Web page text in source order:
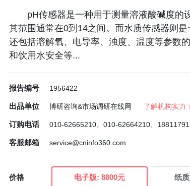
pH传感器是一种用于测量溶液酸碱度的
其范围通常在0到14之间。而水质传感器则
还包括溶解氧、电导率、浊度、温度等参数
和饮用水安全等...
报告编号 1956422
出品单位 博研咨询&市场调研在线网 了解机构实力
订购电话 010-62665210、010-62664210、
客服邮箱 service@cninfo360.com
价格 电子版: 8800元 纸